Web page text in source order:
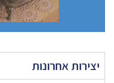
יצירות אחרונות